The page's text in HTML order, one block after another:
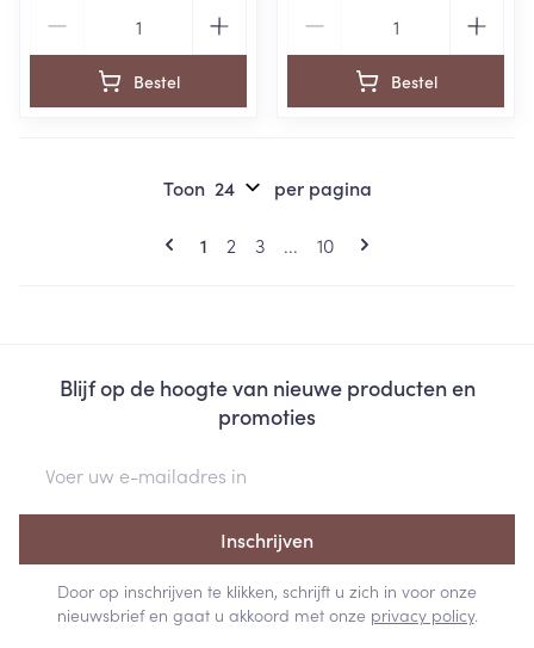
Bestel Bestel
Pagina's
U lees momenteel pagina
1 Pagina
2 Pagina
3 ... Pagina
10
Toon per pagina
Blijf op de hoogte van nieuwe producten en
promoties
Inschrijven
Door op inschrijven te klikken, schrijft u zich in voor onze
nieuwsbrief en gaat u akkoord met onze privacy policy.